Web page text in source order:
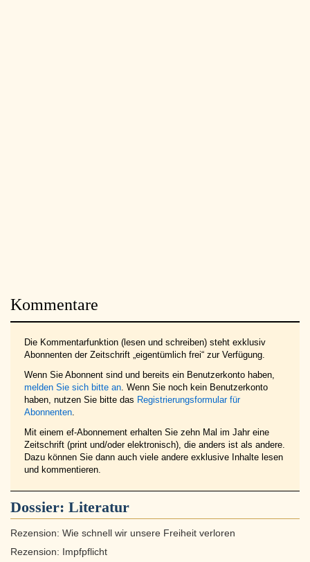
Kommentare
Die Kommentarfunktion (lesen und schreiben) steht exklusiv
Abonnenten der Zeitschrift „eigentümlich frei“ zur Verfügung.
Wenn Sie Abonnent sind und bereits ein Benutzerkonto haben,
melden Sie sich bitte an. Wenn Sie noch kein Benutzerkonto
haben, nutzen Sie bitte das Registrierungsformular für
Abonnenten.
Mit einem ef-Abonnement erhalten Sie zehn Mal im Jahr eine
Zeitschrift (print und/oder elektronisch), die anders ist als andere.
Dazu können Sie dann auch viele andere exklusive Inhalte lesen
und kommentieren.
Dossier: Literatur
Rezension: Wie schnell wir unsere Freiheit verloren
Rezension: Impfpflicht